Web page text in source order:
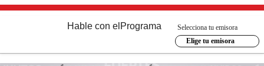
Hable con el Programa
Selecciona tu emisora
Elige tu emisora